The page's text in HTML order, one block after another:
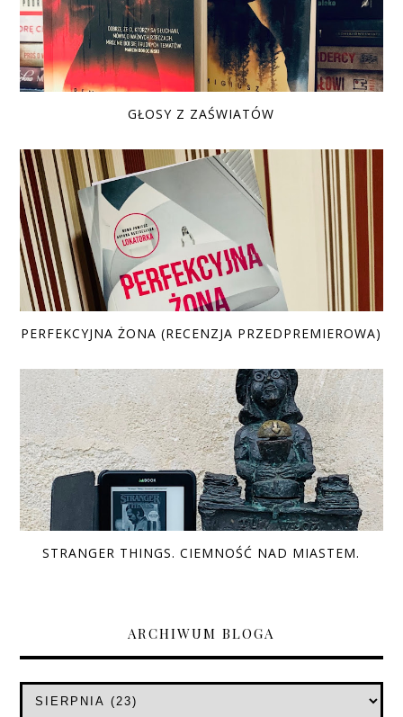
GŁOSY Z ZAŚWIATÓW
PERFEKCYJNA ŻONA (RECENZJA PRZEDPREMIEROWA)
STRANGER THINGS. CIEMNOŚĆ NAD MIASTEM.
ARCHIWUM BLOGA